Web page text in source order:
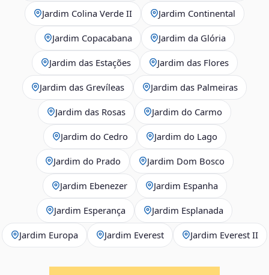
Jardim Colina Verde II Jardim Continental
Jardim Copacabana Jardim da Glória
Jardim das Estações Jardim das Flores
Jardim das Grevíleas Jardim das Palmeiras
Jardim das Rosas Jardim do Carmo
Jardim do Cedro Jardim do Lago
Jardim do Prado Jardim Dom Bosco
Jardim Ebenezer Jardim Espanha
Jardim Esperança Jardim Esplanada
Jardim Europa Jardim Everest Jardim Everest II